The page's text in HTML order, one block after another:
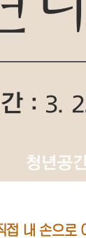
접 내 손으로